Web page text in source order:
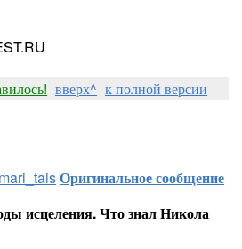
вверх^ к полной версии
mari_taisОригинальное сообщение
исцеления. Что знал Никола